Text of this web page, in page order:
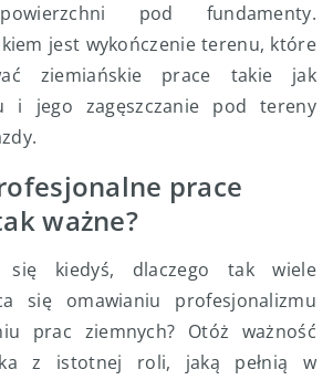
pod fundamenty.
jest wykończenie terenu, które
ziemiańskie prace takie jak
i jego zagęszczanie pod tereny
prace
ważne?
się kiedyś, dlaczego tak wiele
się omawianiu profesjonalizmu
prac ziemnych? Otóż ważność
z istotnej roli, jaką pełnią w